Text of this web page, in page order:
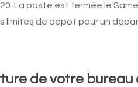
La poste est fermée le
limites de dépôt pour un
de votre bureau